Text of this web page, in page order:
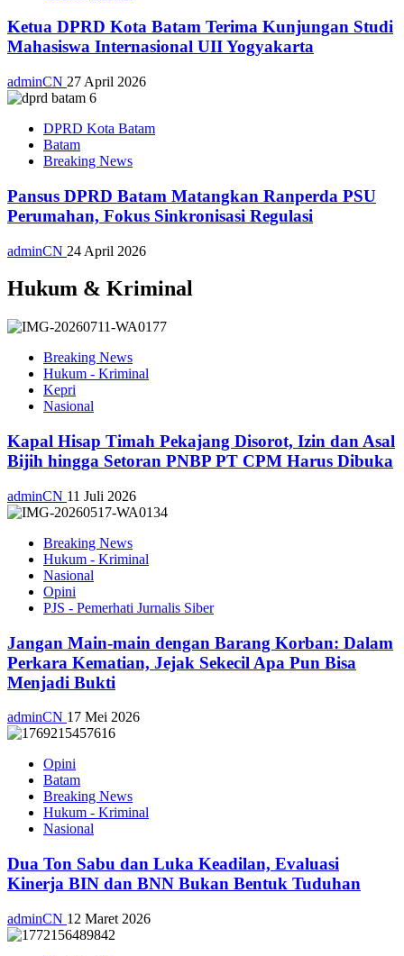
Ketua DPRD Kota Batam Terima Kunjungan Studi
Mahasiswa Internasional UII Yogyakarta
adminCN 27 April 2026
DPRD Kota Batam
Batam
Breaking News
Pansus DPRD Batam Matangkan Ranperda PSU
Perumahan, Fokus Sinkronisasi Regulasi
adminCN 24 April 2026
Hukum & Kriminal
Breaking News
Hukum - Kriminal
Kepri
Nasional
Kapal Hisap Timah Pekajang Disorot, Izin dan Asal
Bijih hingga Setoran PNBP PT CPM Harus Dibuka
adminCN 11 Juli 2026
Breaking News
Hukum - Kriminal
Nasional
Opini
PJS - Pemerhati Jurnalis Siber
Jangan Main-main dengan Barang Korban: Dalam
Perkara Kematian, Jejak Sekecil Apa Pun Bisa
Menjadi Bukti
adminCN 17 Mei 2026
Opini
Batam
Breaking News
Hukum - Kriminal
Nasional
Dua Ton Sabu dan Luka Keadilan, Evaluasi
Kinerja BIN dan BNN Bukan Bentuk Tuduhan
adminCN 12 Maret 2026